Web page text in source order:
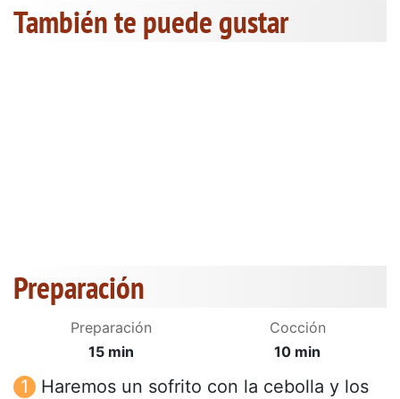
También te puede gustar
Preparación
Preparación
15 min
Cocción
10 min
Haremos un sofrito con la cebolla y los